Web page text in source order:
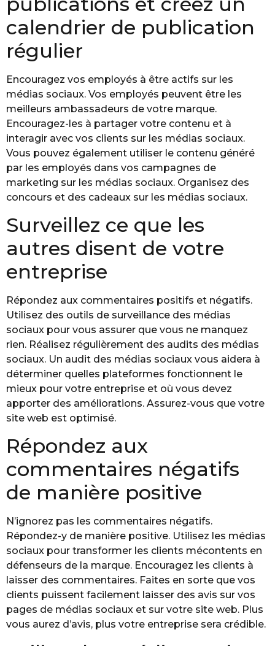
calendrier de publication
régulier
Encouragez vos employés à être actifs sur les
médias sociaux. Vos employés peuvent être les
meilleurs ambassadeurs de votre marque.
Encouragez-les à partager votre contenu et à
interagir avec vos clients sur les médias sociaux.
Vous pouvez également utiliser le contenu généré
par les employés dans vos campagnes de
marketing sur les médias sociaux. Organisez des
concours et des cadeaux sur les médias sociaux.
Surveillez ce que les
autres disent de votre
entreprise
Répondez aux commentaires positifs et négatifs.
Utilisez des outils de surveillance des médias
sociaux pour vous assurer que vous ne manquez
rien. Réalisez régulièrement des audits des médias
sociaux. Un audit des médias sociaux vous aidera à
déterminer quelles plateformes fonctionnent le
mieux pour votre entreprise et où vous devez
apporter des améliorations. Assurez-vous que votre
site web est optimisé.
Répondez aux
commentaires négatifs
de manière positive
N’ignorez pas les commentaires négatifs.
Répondez-y de manière positive. Utilisez les médias
sociaux pour transformer les clients mécontents en
défenseurs de la marque. Encouragez les clients à
laisser des commentaires. Faites en sorte que vos
clients puissent facilement laisser des avis sur vos
pages de médias sociaux et sur votre site web. Plus
vous aurez d’avis, plus votre entreprise sera crédible.